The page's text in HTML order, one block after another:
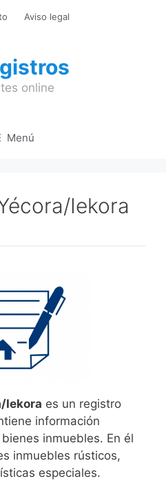
Aviso legal
online
Menú
Iekora
Iekora es un registro
información
inmuebles. En él
inmuebles rústicos,
especiales.